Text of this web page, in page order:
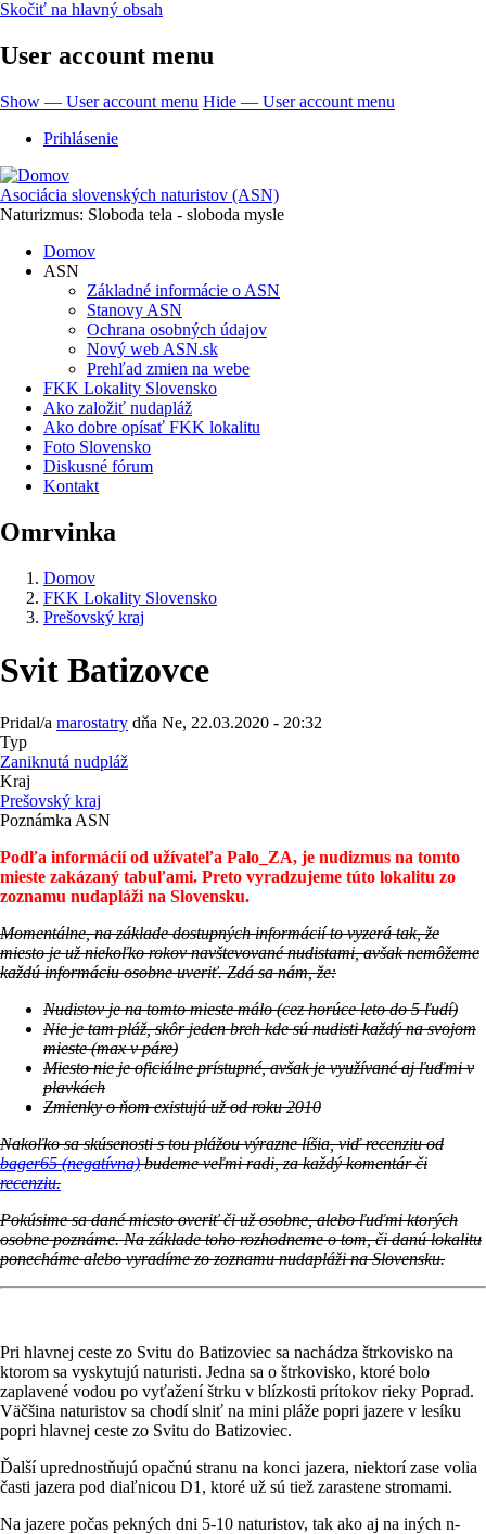
Skočiť na hlavný obsah
User account menu
Show — User account menu Hide — User account menu
Prihlásenie
Asociácia slovenských naturistov (ASN)
Naturizmus: Sloboda tela - sloboda mysle
Domov
ASN
Základné informácie o ASN
Stanovy ASN
Ochrana osobných údajov
Nový web ASN.sk
Prehľad zmien na webe
FKK Lokality Slovensko
Ako založiť nudapláž
Ako dobre opísať FKK lokalitu
Foto Slovensko
Diskusné fórum
Kontakt
Omrvinka
Domov
FKK Lokality Slovensko
Prešovský kraj
Svit Batizovce
Pridal/a marostatry dňa Ne, 22.03.2020 - 20:32
Typ
Zaniknutá nudpláž
Kraj
Prešovský kraj
Poznámka ASN
Podľa informácií od užívateľa Palo_ZA, je nudizmus na tomto
mieste zakázaný tabuľami. Preto vyradzujeme túto lokalitu zo
zoznamu nudapláži na Slovensku.
Momentálne, na základe dostupných informácií to vyzerá tak, že
miesto je už niekoľko rokov navštevované nudistami, avšak nemôžeme
každú informáciu osobne uveriť. Zdá sa nám, že:
Nudistov je na tomto mieste málo (cez horúce leto do 5 ľudí)
Nie je tam pláž, skôr jeden breh kde sú nudisti každý na svojom
mieste (max v páre)
Miesto nie je oficiálne prístupné, avšak je využívané aj ľuďmi v
plavkách
Zmienky o ňom existujú už od roku 2010
Nakoľko sa skúsenosti s tou plážou výrazne líšia, viď recenziu od
bager65 (negatívna)budeme veľmi radi, za každý komentár či
recenziu.
Pokúsime sa dané miesto overiť či už osobne, alebo ľuďmi ktorých
osobne poznáme. Na základe toho rozhodneme o tom, či danú lokalitu
ponecháme alebo vyradíme zo zoznamu nudapláži na Slovensku.
Pri hlavnej ceste zo Svitu do Batizoviec sa nachádza štrkovisko na
ktorom sa vyskytujú naturisti. Jedna sa o štrkovisko, ktoré bolo
zaplavené vodou po vyťažení štrku v blízkosti prítokov rieky Poprad.
Väčšina naturistov sa chodí slniť na mini pláže popri jazere v lesíku
popri hlavnej ceste zo Svitu do Batizoviec.
Ďalší uprednostňujú opačnú stranu na konci jazera, niektorí zase volia
časti jazera pod diaľnicou D1, ktoré už sú tiež zarastene stromami.
Na jazere počas pekných dni 5-10 naturistov, tak ako aj na iných n-